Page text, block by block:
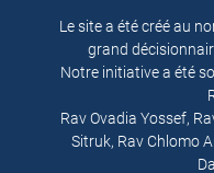
Le site a été créé au
grand
Notre initiative a été
Rav Ovadia Yossef,
Sitruk, Rav Chlomo